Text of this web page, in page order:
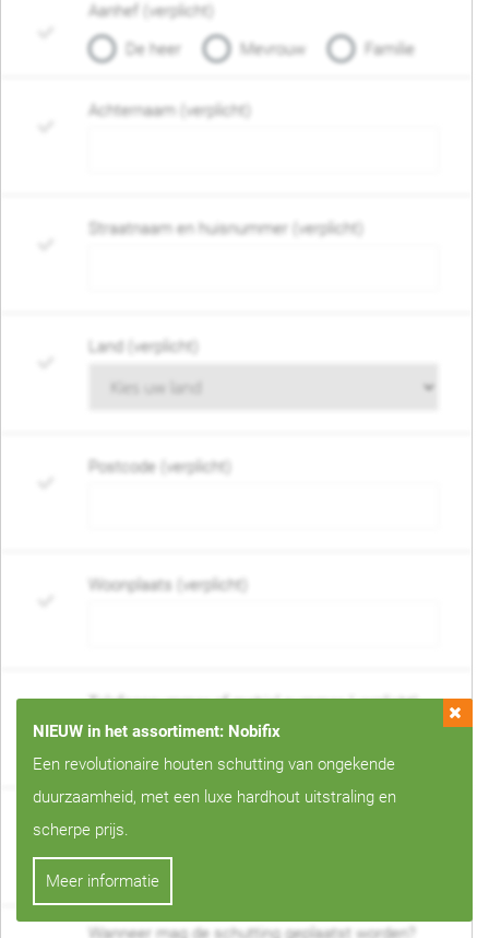
Aanhef (verplicht)
De heer
Mevrouw Familie
Achternaam (verplicht)
Straatnaam en huisnummer (verplicht)
Land (verplicht)
Postcode (verplicht)
Woonplaats (verplicht)
Telefoonnummer of mobiel nummer (verplicht)
E-mail adres (verplicht)
Wanneer mag de schutting geplaatst worden?
NIEUW in het assortiment: Nobifix
Een revolutionaire houten schutting van ongekende
duurzaamheid, met een luxe hardhout uitstraling en
scherpe prijs.
Meer informatie